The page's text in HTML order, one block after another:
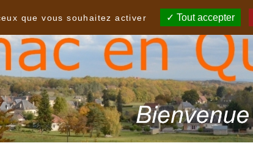
que vous souhaitez activer
Tout accepter